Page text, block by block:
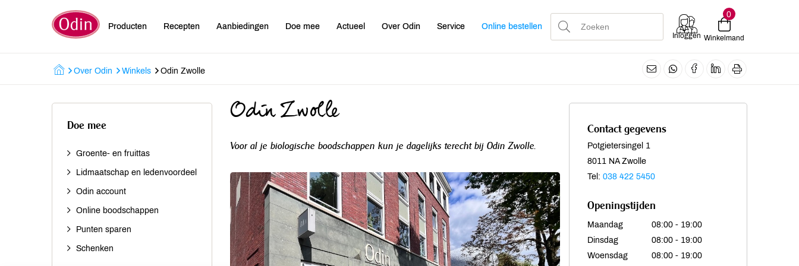
Producten Recepten Aanbiedingen Doe mee Actueel Over Odin Service Online bestellen
Inloggen
0
Winkelmand
Over Odin Winkels Odin Zwolle
Doe mee
Groente- en fruittas
Lidmaatschap en ledenvoordeel
Odin account
Online boodschappen
Punten sparen
Schenken
Odin Zwolle
Voor al je biologische boodschappen kun je dagelijks terecht bij Odin Zwolle.
Contact gegevens
Potgietersingel 1
8011 NA Zwolle
Tel: 038 422 5450
Openingstijden
Maandag
08:00 - 19:00
Dinsdag
08:00 - 19:00
Woensdag
08:00 - 19:00